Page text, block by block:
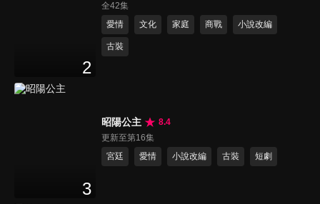
2
全42集
愛情
文化 家庭 商戰 小說改編
古裝
3
昭陽公主
8.4
更新至第16集
宮廷
愛情 小說改編 古裝 短劇